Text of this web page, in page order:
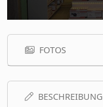
FOTOS
BESCHREIBUNG